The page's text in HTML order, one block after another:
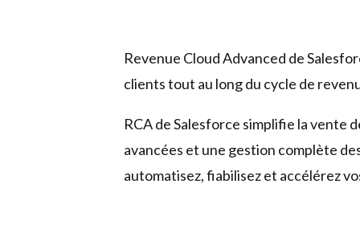
Revenue Cloud Advanced de
clients tout au long du cycle de
RCA de Salesforce simplifie la vente
avancées et une gestion complète
automatisez, fiabilisez et accélérez